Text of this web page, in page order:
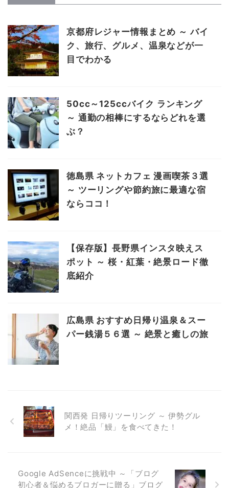
京都府レジャー情報まとめ ～ バイ
ク、旅行、グルメ、温泉などが一
目でわかる
50cc～125ccバイク ランキング
～ 通勤の相棒にするならどれを選
ぶ？
徳島県 ネットカフェ 漫画喫茶３選
～ ツーリングや節約旅に最適な宿
ならココ！
【保存版】長野県インスタ映えス
ポット ～ 桜・紅葉・絶景ロード徹
底紹介
広島県 おすすめ日帰り温泉＆スー
パー銭湯５６選 ～ 絶景と癒しの旅
関西発 日帰りツーリング ～ 伊勢グル
メ！絶品「鰻」を食べてきた！
Google AdSenceに挑戦中 ～「ブログ
初心者＆悩めるブロガーに贈る」ブログ